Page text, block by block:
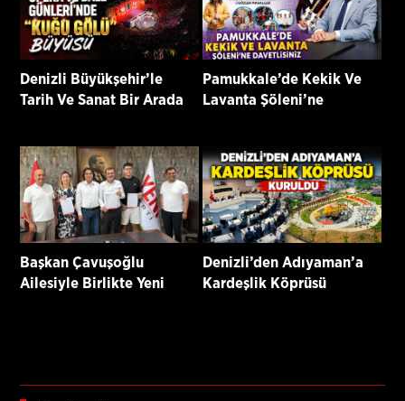
Denizli Büyükşehir’le
Tarih Ve Sanat Bir Arada
Pamukkale’de Kekik Ve
Lavanta Şöleni’ne
Başkan Çavuşoğlu
Ailesiyle Birlikte Yeni
Denizli’den Adıyaman’a
Kardeşlik Köprüsü